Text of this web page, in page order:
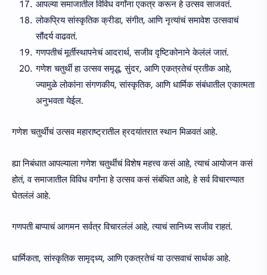
आपल्या समाजातील विविध वर्गांना एकत्र करून हे उत्सव साजवतं.
लोकप्रिय सांस्कृतिक क्रीडा, संगीत, आणि नृत्यांचं समावेश उत्सवाचं
सौंदर्य वाढवतं.
गणपतीचं मूर्तीस्थापनेचं आदरार्थ, सजीव दृष्टिकोनाने केलंलं जातं.
गणेश चतुर्थी हा उत्सव समृद्ध, सुंदर, आणि एकत्रतेचं प्रतीक आहे,
ज्यामुळे लोकांना संगणकीय, सांस्कृतिक, आणि धार्मिक संबंधातील एकात्मता
अनुभवता येईल.
गणेश चतुर्थीचं उत्सव महाराष्ट्रातील ह्रदयांतरात स्थान मिळवतं आहे.
ह्या निबंधात आपल्याला गणेश चतुर्थीचं विशेष महत्त्व कसं आहे, त्याचं आयोजन कसं
होतं, व समाजातील विविध वर्गांना हे उत्सव कसं संबंधित आहे, हे सर्व विचारण्यात
घेतलंलं आहे.
गणपती बाप्पाचं आगमन सर्वत्र विचारलंलं आहे, त्याचं सानिध्य सजीव राहतं.
धार्मिकता, सांस्कृतिक सामृद्ध्य, आणि एकत्रतेचं या उत्सवाचं सार्थक आहे.